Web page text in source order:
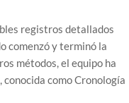
registros detallados
comenzó y terminó la
métodos, el equipo ha
como Cronología